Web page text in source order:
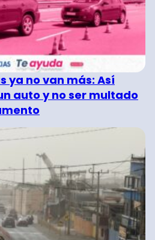
ya no van más: Así
auto y no ser multado